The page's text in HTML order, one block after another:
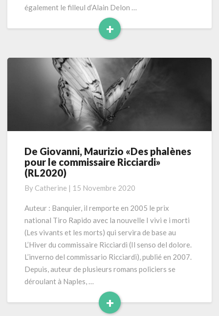
également le filleul d’Alain Delon …
+
Read
De
Giovanni,
Maurizio
phalènes
pour
commissaire
Ricciardi»
(RL2020)
De Giovanni, Maurizio «Des phalènes
pour le commissaire Ricciardi»
(RL2020)
By Catherine | 15 Novembre 2020
Auteur : Banquier, il remporte en 2005 le prix
national Tiro Rapido avec la nouvelle I vivi e i morti
(Les vivants et les morts) qui servira de base au
L’Hiver du commissaire Ricciardi (Il senso del dolore.
L’inverno del commissario Ricciardi), publié en 2007.
Depuis, auteur de plusieurs romans policiers se
déroulant à Naples, …
+